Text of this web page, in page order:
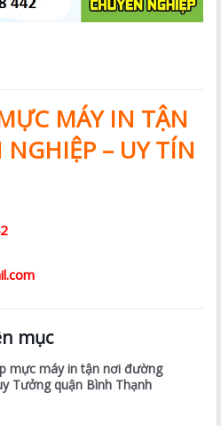
MÁY IN TẬN
– UY TÍN
mục
mực máy in tận nơi đường
Tưởng quận Bình Thạnh